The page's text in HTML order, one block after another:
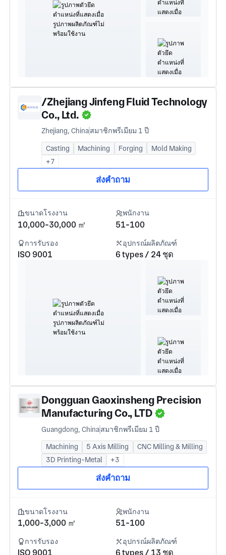
/Zhejiang Jinfeng Fluid Technology
Co., Ltd.
Zhejiang, Chinaสมาชิกพรีเมียม 1 ปี
Casting Machining Forging
Mold Making
+7
ส่งคำถาม
ขนาดโรงงาน
10,000-30,000 ㎡
พนักงาน
51-100
การรับรอง
ISO 9001
อุปกรณ์ผลิตภัณฑ์
6 types / 24 ชุด
Dongguan Gaoxinsheng Precision
Manufacturing Co., LTD
Guangdong, Chinaสมาชิกพรีเมียม 1 ปี
Machining 5 Axis Milling
CNC Milling & Milling
3D Printing-Metal
+3
ส่งคำถาม
ขนาดโรงงาน
1,000-3,000 ㎡
พนักงาน
51-100
การรับรอง
ISO 9001
อุปกรณ์ผลิตภัณฑ์
6 types / 13 ชุด